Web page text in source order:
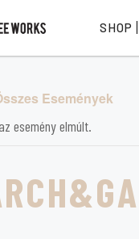
SHOP
Események
esemény elmúlt.